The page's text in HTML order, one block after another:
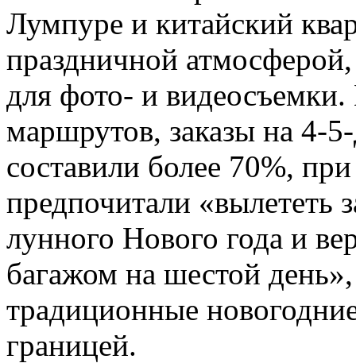
Лумпуре и китайский
праздничной
для фото- и
маршрутов, заказы на 4-
составили более 70%,
предпочитали «вылететь
лунного Нового года и
багажом на шестой
традиционные
границей.